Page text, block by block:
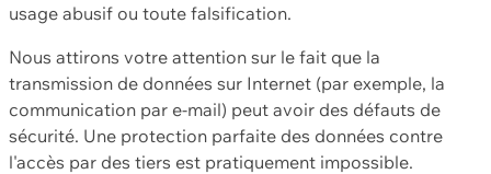
usage abusif ou toute falsification.
Nous attirons votre attention sur le fait que la
transmission de données sur Internet (par exemple, la
communication par e-mail) peut avoir des défauts de
sécurité. Une protection parfaite des données contre
l'accès par des tiers est pratiquement impossible.